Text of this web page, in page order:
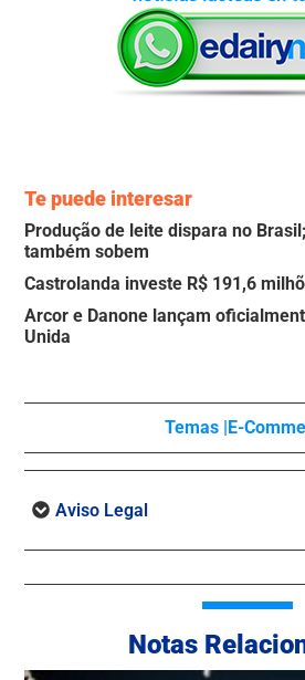
Te puede interesar
Produção de leite dispara no
também sobem
Castrolanda investe R$ 191,6
Arcor e Danone lançam
Unida
Temas | E-
Aviso Legal
Notas